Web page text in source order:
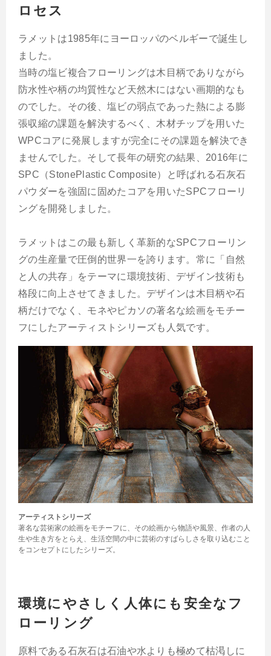
ロセス
ラメットは1985年にヨーロッパのベルギーで誕生し
ました。
当時の塩ビ複合フローリングは木目柄でありながら
防水性や柄の均質性など天然木にはない画期的なも
のでした。その後、塩ビの弱点であった熱による膨
張収縮の課題を解決するべく、木材チップを用いた
WPCコアに発展しますが完全にその課題を解決でき
ませんでした。そして長年の研究の結果、2016年に
SPC（StonePlastic Composite）と呼ばれる石灰石
パウダーを強固に固めたコアを用いたSPCフローリ
ングを開発しました。
ラメットはこの最も新しく革新的なSPCフローリン
グの生産量で圧倒的世界一を誇ります。常に「自然
と人の共存」をテーマに環境技術、デザイン技術も
格段に向上させてきました。デザインは木目柄や石
柄だけでなく、モネやピカソの著名な絵画をモチー
フにしたアーティストシリーズも人気です。
アーティストシリーズ
著名な芸術家の絵画をモチーフに、その絵画から物語や風景、作者の人
生や生き方をとらえ、生活空間の中に芸術のすばらしさを取り込むこと
をコンセプトにしたシリーズ。
環境にやさしく人体にも安全なフ
ローリング
原料である石灰石は石油や水よりも極めて枯渇しに